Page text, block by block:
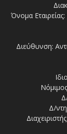
Όνομα
Διεύθυνση:
Δ/